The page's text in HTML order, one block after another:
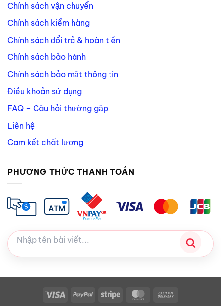
Chính sách vận chuyển
Chính sách kiểm hàng
Chính sách đổi trả & hoàn tiền
Chính sách bảo hành
Chính sách bảo mật thông tin
Điều khoản sử dụng
FAQ – Câu hỏi thường gặp
Liên hệ
Cam kết chất lượng
PHƯƠNG THỨC THANH TOÁN
Visa PayPal Stripe MasterCard